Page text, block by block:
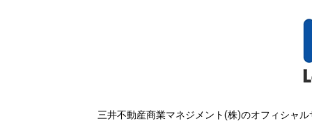
三井不動産商業マネジメント(株)のオフィシャ